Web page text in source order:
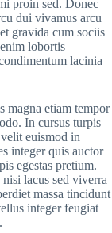
proin sed. Donec
dui vivamus arcu
gravida cum sociis
lobortis
lacinia
magna etiam tempor
In cursus turpis
euismod in
integer quis auctor
egestas pretium.
lacus sed viverra
massa tincidunt
integer feugiat